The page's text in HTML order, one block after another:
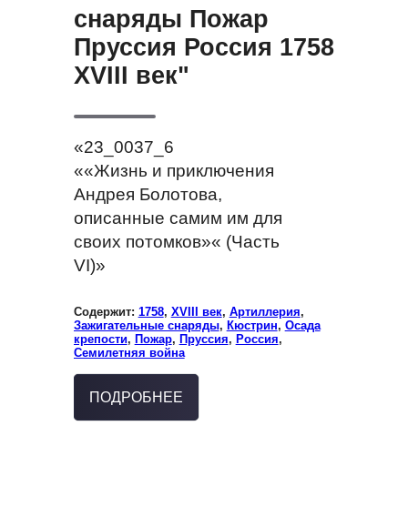
снаряды Пожар
Пруссия Россия 1758
XVIII век"
«23_0037_6
««Жизнь и приключения
Андрея Болотова,
описанные самим им для
своих потомков»« (Часть
VI)»
Содержит: 1758, XVIII век, Артиллерия,
Зажигательные снаряды, Кюстрин, Осада
крепости, Пожар, Пруссия, Россия,
Семилетняя война
ПОДРОБНЕЕ